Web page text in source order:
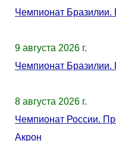
Чемпионат
9 августа 2026 г.
Чемпионат Бразилии.
8 августа 2026 г.
Чемпионат России.
Акрон